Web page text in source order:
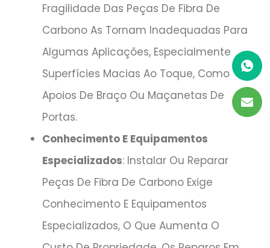
Fragilidade Das Peças De Fibra De
Carbono As Tornam Inadequadas Para
Algumas Aplicações, Especialmente
Superfícies Macias Ao Toque, Como
Apoios De Braço Ou Maçanetas De
Portas.
Conhecimento E Equipamentos
Especializados: Instalar Ou Reparar
Peças De Fibra De Carbono Exige
Conhecimento E Equipamentos
Especializados, O Que Aumenta O